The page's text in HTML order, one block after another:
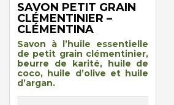
SAVON PETIT GRAIN
CLÉMENTINIER –
CLÉMENTINA
Savon à l’huile essentielle
de petit grain clémentinier,
beurre de karité, huile de
coco, huile d’olive et huile
d’argan.